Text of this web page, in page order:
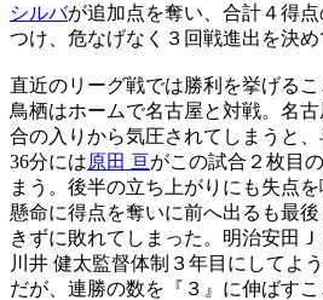
シルバが追加点を奪い、合計４得
つけ、危なげなく３回戦進出を決め
直近のリーグ戦では勝利を挙げるこ
鳥栖はホームで名古屋と対戦。名
合の入りから気圧されてしまうと
36分には原田 亘がこの試合２枚目
まう。後半の立ち上がりにも失点を
懸命に得点を奪いに前へ出るも最
きずに敗れてしまった。明治安田Ｊ
川井 健太監督体制３年目にしてよ
だが、連勝の数を『３』に伸ばすこ